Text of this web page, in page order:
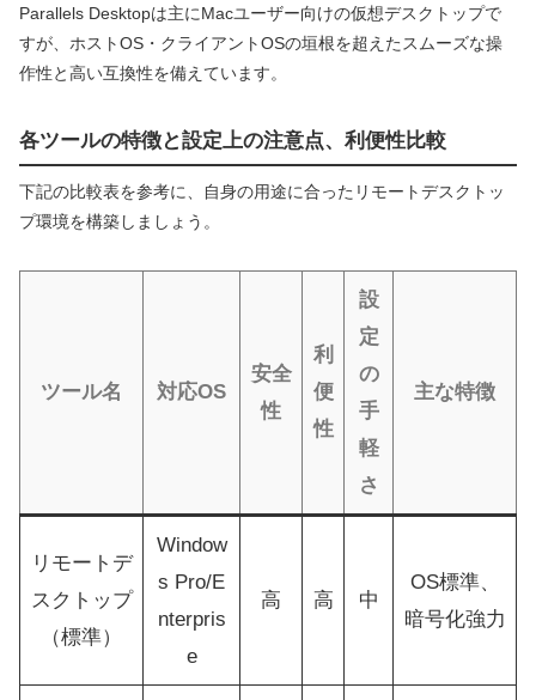
Parallels Desktopは主にMacユーザー向けの仮想デスクトップで
すが、ホストOS・クライアントOSの垣根を超えたスムーズな操
作性と高い互換性を備えています。
各ツールの特徴と設定上の注意点、利便性比較
下記の比較表を参考に、自身の用途に合ったリモートデスクトッ
プ環境を構築しましょう。
ツール名 対応OS
安全
性
利
便
性
設
定
の
手
軽
さ
主な特徴
リモートデ
スクトップ
（標準）
Window
s Pro/E
nterpris
e
高 高 中
OS標準、
暗号化強力